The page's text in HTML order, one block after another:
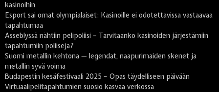
kasinoihin
Esport sai omat olympialaiset: Kasinoille ei odotettavissa vastaavaa
tapahtumaa
Asseblyssä nähtiin pelipoliisi – Tarvitaanko kasinoiden järjestämiin
tapahtumiin poliiseja?
Suomi metallin kehtona — legendat, naapurimaiden skenet ja
metallin syvä voima
Budapestin kesäfestivaali 2025 – Opas täydelliseen päivään
Virtuaalipelitapahtumien suosio kasvaa verkossa